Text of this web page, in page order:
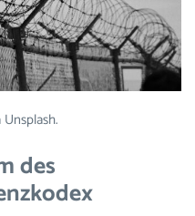
des